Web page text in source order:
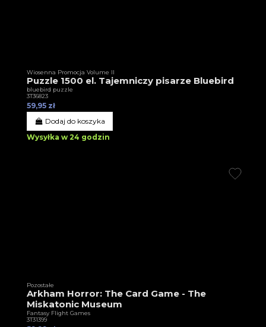
Wiosenna Promocja Volume II
Puzzle 1500 el. Tajemniczy pisarze Bluebird
bluebird puzzle
3T36823
59,95 zł
Dodaj do koszyka
Wysyłka w 24 godzin
Pozostałe
Arkham Horror: The Card Game - The
Miskatonic Museum
Fantasy Flight Games
3T31399